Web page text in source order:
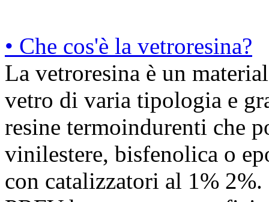
• Che cos'è la vetroresina?
La vetroresina è un
vetro di varia tipologia e
resine termoindurenti che
vinilestere, bisfenolica o
con catalizzatori al 1%